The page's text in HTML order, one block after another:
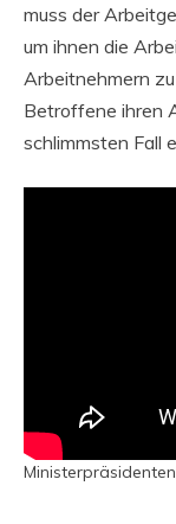
muss der
um ihnen die
Arbeitnehmern
Betroffene ihren
schlimmsten Fall